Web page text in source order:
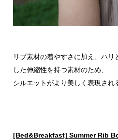
リブ素材の着やすさに加え、ハ
した伸縮性を持つ素材のため、
シルエットがより美しく表現され
[Bed&Breakfast] Summer Rib